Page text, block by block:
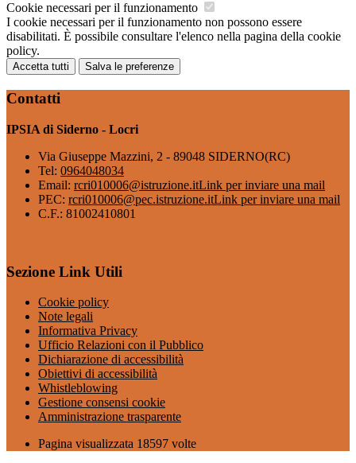
Cookie necessari per il funzionamento
I cookie necessari per il funzionamento non possono essere
disabilitati. È possibile consultare l'elenco nella pagina della cookie
policy.
Accetta tutti Salva le preferenze
Contatti
IPSIA di Siderno - Locri
Via Giuseppe Mazzini, 2 - 89048 SIDERNO(RC)
Tel: 0964048034
Email: rcri010006@istruzione.itLink per inviare una mail
PEC: rcri010006@pec.istruzione.itLink per inviare una mail
C.F.: 81002410801
Sezione Link Utili
Cookie policy
Note legali
Informativa Privacy
Ufficio Relazioni con il Pubblico
Dichiarazione di accessibilità
Obiettivi di accessibilità
Whistleblowing
Gestione consensi cookie
Amministrazione trasparente
Pagina visualizzata 18597 volte